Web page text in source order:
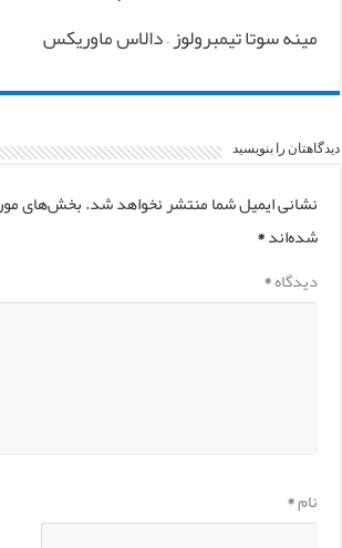
مینه سوتا تیمبرولوز – دالاس ماوریکس
دیدگاهتان را بنویسید
نشانی ایمیل شما منتشر نخواهد شد.بخش‌های
شده‌اند*
دیدگاه*
نام*